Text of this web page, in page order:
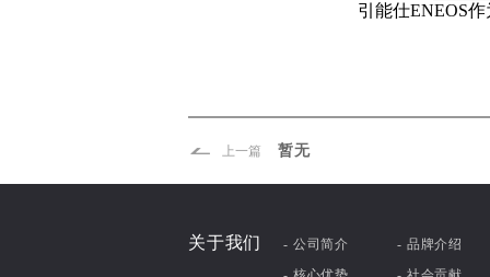
引能仕ENEOS
上一篇 暂无
关于我们 - 公司简介
- 品牌介绍